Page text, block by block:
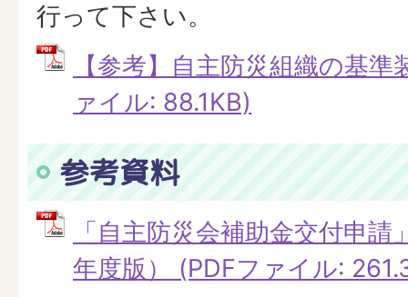
行って下さい。
【参考】自主防災組織の基
ァイル: 88.1KB)
参考資料
「自主防災会補助金交付申
年度版） (PDFファイル: